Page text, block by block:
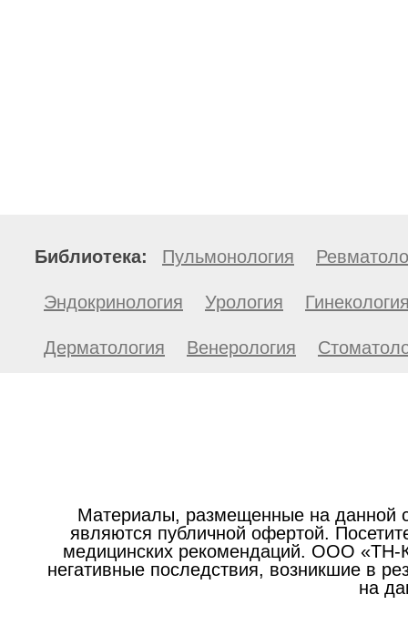
Библиотека: Пульмонология
Эндокринология Урология
Дерматология Венерология
Материалы, размещенные на данной
являются публичной офертой.
медицинских рекомендаций. ООО «ТН-
негативные последствия, возникшие в
на